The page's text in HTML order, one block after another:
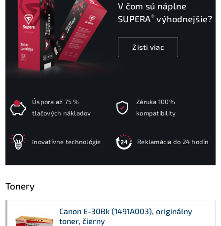
V čom sú náplne
SUPERA® výhodnejšie?
Zisti viac
Úspora až 75 %
tlačových nákladov
Záruka 100%
kompatibility
Inovatívne technológie Reklamácia do 24 hodín
Tonery
Canon E-30Bk (1491A003), originálny
toner, čierny